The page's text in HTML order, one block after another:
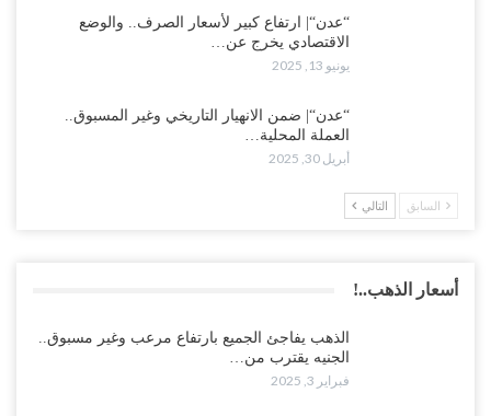
“عدن“| ارتفاع كبير لأسعار الصرف.. والوضع
الاقتصادي يخرج عن…
يونيو 13, 2025
“عدن“| ضمن الانهيار التاريخي وغير المسبوق..
العملة المحلية…
أبريل 30, 2025
السابق التالي
أسعار الذهب..!
الذهب يفاجئ الجميع بارتفاع مرعب وغير مسبوق..
الجنيه يقترب من…
فبراير 3, 2025